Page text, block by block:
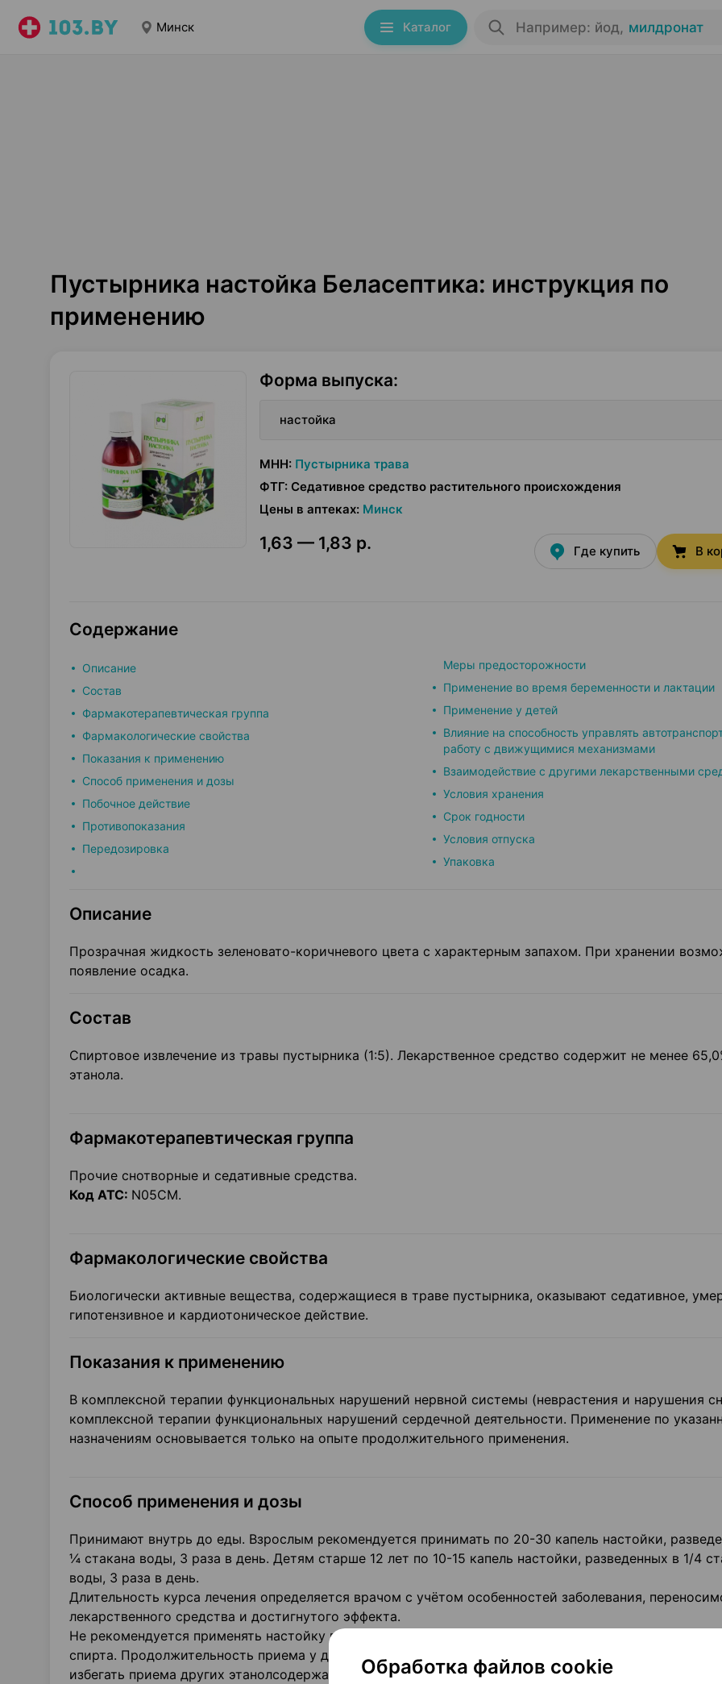
Минск Каталог Например: йод, милдронат
Пустырника настойка Беласептика: инструкция по
применению
Форма выпуска:
настойка
МНН: Пустырника трава
ФТГ: Седативное средство растительного происхождения
Цены в аптеках: Минск
1,63 — 1,83 р. Где купить В
Содержание
Описание
Состав
Фармакотерапевтическая группа
Фармакологические свойства
Показания к применению
Способ применения и дозы
Побочное действие
Противопоказания
Передозировка
Меры предосторожности
Применение во время беременности и лактации
Применение у детей
Влияние на способность управлять
работу с движу­щимися механизмами
Взаимодействие с другими лекарственными
Условия хранения
Срок годности
Условия отпуска
Упаковка
Описание
Прозрачная жидкость зеленовато-коричневого цвета с характерным запахом. При хранении
появление осадка.
Состав
Спиртовое извлечение из травы пустырника (1:5). Лекарственное средство содержит не менее
этанола.
Фармакотерапевтическая группа
Прочие снотворные и седативные средства.
Код АТС: N05CM.
Фармакологические свойства
Биологически активные вещества, содержащиеся в траве пустырника, оказывают седативное,
гипотензивное и кардиотоническое действие.
Показания к применению
В комплексной терапии функциональных нарушений нервной системы (неврастения и нарушения
комплексной терапии функциональных нарушений сердечной деятельности. Применение по
назначениям основывается только на опыте продолжительного применения.
Способ применения и дозы
Принимают внутрь до еды. Взрослым рекомендуется принимать по 20-30 капель настойки,
¼ стакана воды, 3 раза в день. Детям старше 12 лет по 10-15 капель настойки, разведенных в 1/4
воды, 3 раза в день.
Длительность курса лечения определяется врачом с учётом особенностей заболевания,
лекарственного средства и достигнутого эффекта.
Не рекомендуется применять настойку в течение длительного времени из-за содержания этилового
спирта. Продолжительность приема у детей должна быть минимальной. Во время лечения
избегать приема других этанолсодержащих средств.Обработка файлов cookie